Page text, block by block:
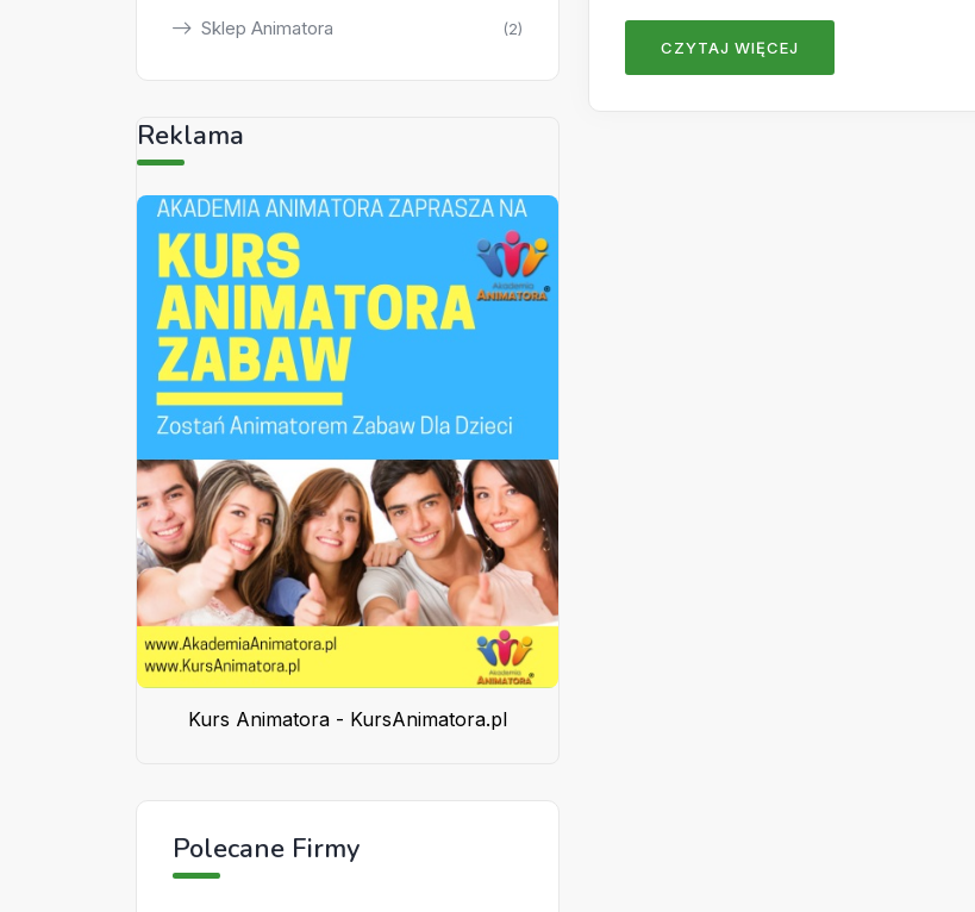
CZYTAJ WIĘCEJ
Sklep Animatora (2)
Reklama
Kurs Animatora - KursAnimatora.pl
Polecane Firmy